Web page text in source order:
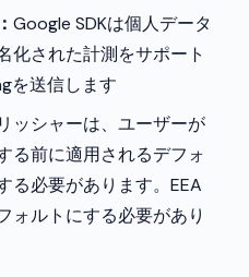
Google SDKは個人データ
化された計測をサポート
を送信します
ッシャーは、ユーザーが
る前に適用されるデフォ
る必要があります。EEA
ォルトにする必要があり